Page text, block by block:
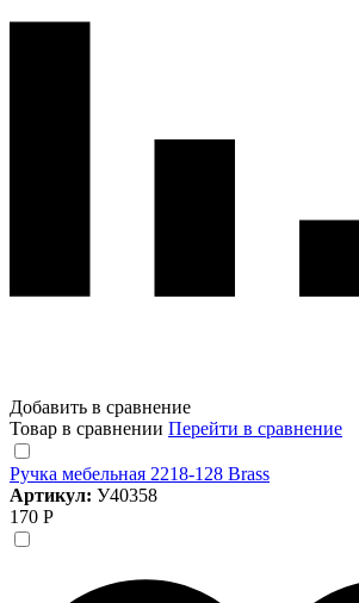
Добавить в сравнение
Товар в сравнении Перейти в сравнение
Ручка мебельная 2218-128 Brass
Артикул: У40358
170 Р